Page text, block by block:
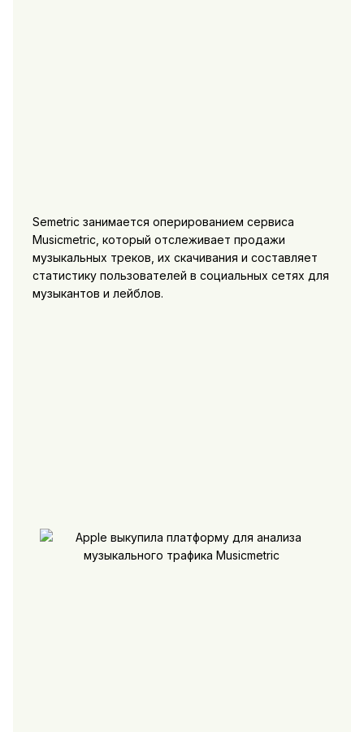
Semetric занимается оперированием сервиса
Musicmetric, который отслеживает продажи
музыкальных треков, их скачивания и составляет
статистику пользователей в социальных сетях для
музыкантов и лейблов.